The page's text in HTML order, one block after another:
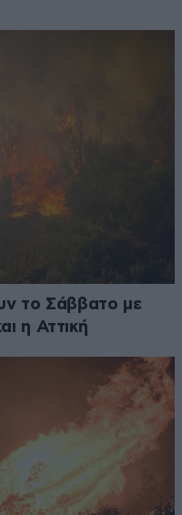
το Σάββατο με
η Αττική